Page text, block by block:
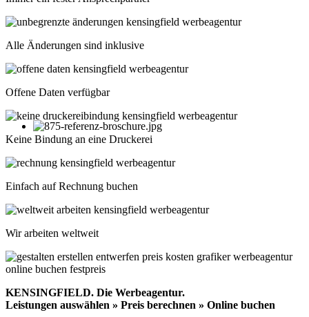
Alle Änderungen sind inklusive
Offene Daten verfügbar
Keine Bindung an eine Druckerei
Einfach auf Rechnung buchen
Wir arbeiten weltweit
KENSINGFIELD. Die Werbeagentur.
Leistungen auswählen » Preis berechnen » Online buchen